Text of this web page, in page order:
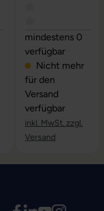
von 5 Sternen
Bewertung von 0
Durchschnittliche
mindestens 0
verfügbar
Nicht mehr
für den
Versand
verfügbar
inkl. MwSt. zzgl.
Versand